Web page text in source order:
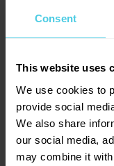
Consent
This website uses
We use cookies to
provide social
We also share
our social media,
may combine it